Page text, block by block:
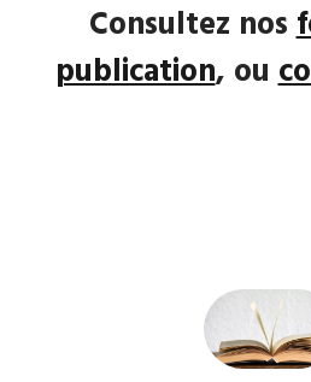
Consultez nos
publication, ou